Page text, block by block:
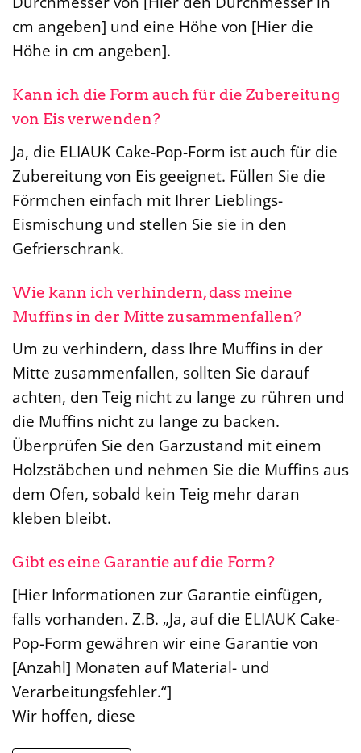
cm angeben] und eine Höhe von [Hier die
Höhe in cm angeben].
Kann ich die Form auch für die Zubereitung
von Eis verwenden?
Ja, die ELIAUK Cake-Pop-Form ist auch für die
Zubereitung von Eis geeignet. Füllen Sie die
Förmchen einfach mit Ihrer Lieblings-
Eismischung und stellen Sie sie in den
Gefrierschrank.
Wie kann ich verhindern, dass meine
Muffins in der Mitte zusammenfallen?
Um zu verhindern, dass Ihre Muffins in der
Mitte zusammenfallen, sollten Sie darauf
achten, den Teig nicht zu lange zu rühren und
die Muffins nicht zu lange zu backen.
Überprüfen Sie den Garzustand mit einem
Holzstäbchen und nehmen Sie die Muffins aus
dem Ofen, sobald kein Teig mehr daran
kleben bleibt.
Gibt es eine Garantie auf die Form?
[Hier Informationen zur Garantie einfügen,
falls vorhanden. Z.B. „Ja, auf die ELIAUK Cake-
Pop-Form gewähren wir eine Garantie von
[Anzahl] Monaten auf Material- und
Verarbeitungsfehler.“]
Wir hoffen, diese